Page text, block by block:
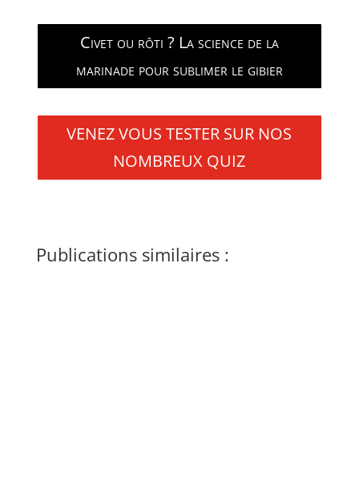
Civet ou rôti ? La science de la
marinade pour sublimer le gibier
VENEZ VOUS TESTER SUR NOS
NOMBREUX QUIZ
Publications similaires :